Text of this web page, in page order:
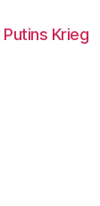
Putins Krieg